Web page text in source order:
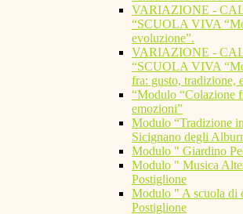
VARIAZIONE -
“SCUOLA VIVA
evoluzione”.
VARIAZIONE -
“SCUOLA VIVA
fra: gusto, tradizione,
“Modulo “Colazione
emozioni”
Modulo “Tradizione
Sicignano degli
Modulo " Giardino
Modulo " Musica
Postiglione
Modulo " A scuola di
Postiglione